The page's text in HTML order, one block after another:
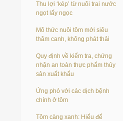
Thu lợi ‘kép’ từ nuôi trai nước
ngọt lấy ngọc
Mô thức nuôi tôm mới siêu
thâm canh, không phát thải
Quy định về kiểm tra, chứng
nhận an toàn thực phẩm thủy
sản xuất khẩu
Ứng phó với các dịch bệnh
chính ở tôm
Tôm càng xanh: Hiểu để